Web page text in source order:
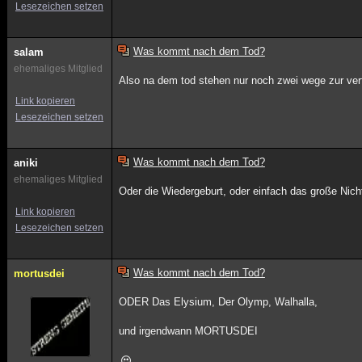
Lesezeichen setzen
salam
ehemaliges Mitglied
Link kopieren
Lesezeichen setzen
Was kommt nach dem Tod?
Also na dem tod stehen nur noch zwei wege zur
aniki
ehemaliges Mitglied
Link kopieren
Lesezeichen setzen
Was kommt nach dem Tod?
Oder die Wiedergeburt, oder einfach das große
mortusdei Was kommt nach dem Tod?
ODER Das Elysium, Der Olymp, Walhalla,
und irgendwann MORTUSDEI